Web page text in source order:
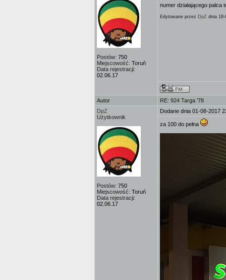
Postów: 750
Miejscowość: Toruń
Data rejestracji:
02.06.17
numer działającego palca
Edytowane przez DpZ dnia 18-
Autor
RE: 924 Targa '78
DpZ
Użytkownik
Postów: 750
Miejscowość: Toruń
Data rejestracji:
02.06.17
Dodane dnia 01-08-2017
za 100 do pełna